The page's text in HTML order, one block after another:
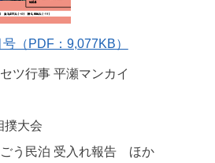
（PDF：9,077KB）
ツ行事 平瀬マンカイ
撲大会
う民泊 受入れ報告 ほか